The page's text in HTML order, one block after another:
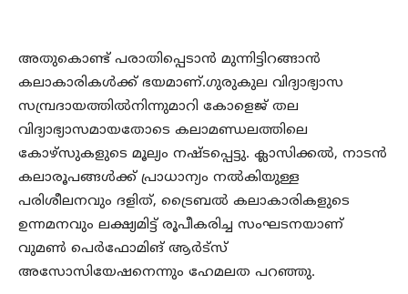
അതുകൊണ്ട് പരാതിപ്പെടാന്‍ മുന്നിട്ടിറങ്ങാന്‍
കലാകാരികള്‍ക്ക് ഭയമാണ്.ഗുരുകുല വിദ്യാഭ്യാസ
സമ്പ്രദായത്തില്‍നിന്നുമാറി കോളെജ് തല
വിദ്യാഭ്യാസമായതോടെ കലാമണ്ഡലത്തിലെ
കോഴ്‌സുകളുടെ മൂല്യം നഷ്ടപ്പെട്ടു. ക്ലാസിക്കല്‍, നാടന്‍
കലാരൂപങ്ങള്‍ക്ക് പ്രാധാന്യം നല്‍കിയുള്ള
പരിശീലനവും ദളിത്, ട്രൈബല്‍ കലാകാരികളുടെ
ഉന്നമനവും ലക്ഷ്യമിട്ട് രൂപീകരിച്ച സംഘടനയാണ്
വുമണ്‍ പെര്‍ഫോമിങ് ആര്‍ട്‌സ്
അസോസിയേഷനെന്നും ഹേമലത പറഞ്ഞു.